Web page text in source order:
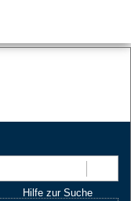
Hilfe zur Suche